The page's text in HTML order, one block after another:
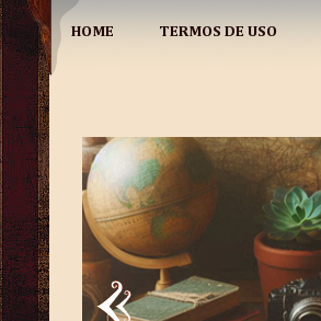
HOME TERMOS DE USO